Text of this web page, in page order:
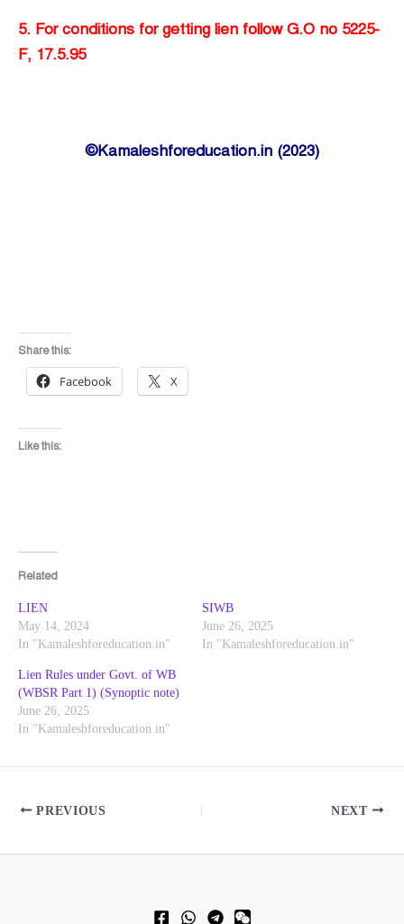
5. For conditions for getting lien follow G.O no 5225-
F, 17.5.95
©Kamaleshforeducation.in (2023)
Share this:
Facebook X
Like this:
Related
LIEN
May 14, 2024
In "Kamaleshforeducation.in"
SIWB
June 26, 2025
In "Kamaleshforeducation.in"
Lien Rules under Govt. of WB
(WBSR Part 1) (Synoptic note)
June 26, 2025
In "Kamaleshforeducation.in"
PREVIOUS NEXT